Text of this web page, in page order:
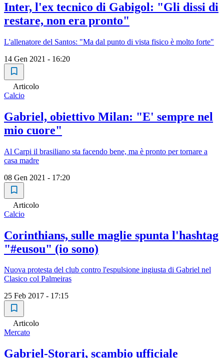
Inter, l'ex tecnico di Gabigol: "Gli dissi di
restare, non era pronto"
L'allenatore del Santos: "Ma dal punto di vista fisico è molto forte"
14 Gen 2021 - 16:20
Articolo
Calcio
Gabriel, obiettivo Milan: "E' sempre nel
mio cuore"
Al Carpi il brasiliano sta facendo bene, ma è pronto per tornare a
casa madre
08 Gen 2021 - 17:20
Articolo
Calcio
Corinthians, sulle maglie spunta l'hashtag
"#eusou" (io sono)
Nuova protesta del club contro l'espulsione ingiusta di Gabriel nel
Clasico col Palmeiras
25 Feb 2017 - 17:15
Articolo
Mercato
Gabriel-Storari, scambio ufficiale